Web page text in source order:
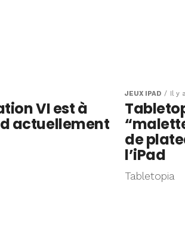
VI est à
actuellement
JEUX IPAD Il y
de
l’iPad
Tabletopia